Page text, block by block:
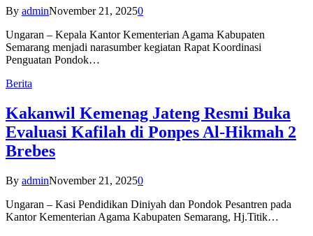
By adminNovember 21, 20250
Ungaran – Kepala Kantor Kementerian Agama Kabupaten
Semarang menjadi narasumber kegiatan Rapat Koordinasi
Penguatan Pondok…
Berita
Kakanwil Kemenag Jateng Resmi Buka
Evaluasi Kafilah di Ponpes Al-Hikmah 2
Brebes
By adminNovember 21, 20250
Ungaran – Kasi Pendidikan Diniyah dan Pondok Pesantren pada
Kantor Kementerian Agama Kabupaten Semarang, Hj.Titik…